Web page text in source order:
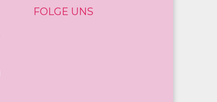
FOLGE UNS